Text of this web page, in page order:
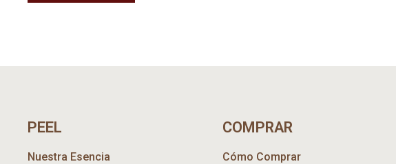
PEEL
Nuestra Esencia
COMPRAR
Cómo Comprar